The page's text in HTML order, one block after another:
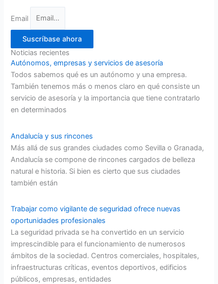
Email
Suscríbase ahora
Noticias recientes
Autónomos, empresas y servicios de asesoría
Todos sabemos qué es un autónomo y una empresa.
También tenemos más o menos claro en qué consiste un
servicio de asesoría y la importancia que tiene contratarlo
en determinados
Andalucía y sus rincones
Más allá de sus grandes ciudades como Sevilla o Granada,
Andalucía se compone de rincones cargados de belleza
natural e historia. Si bien es cierto que sus ciudades
también están
Trabajar como vigilante de seguridad ofrece nuevas
oportunidades profesionales
La seguridad privada se ha convertido en un servicio
imprescindible para el funcionamiento de numerosos
ámbitos de la sociedad. Centros comerciales, hospitales,
infraestructuras críticas, eventos deportivos, edificios
públicos, empresas, entidades